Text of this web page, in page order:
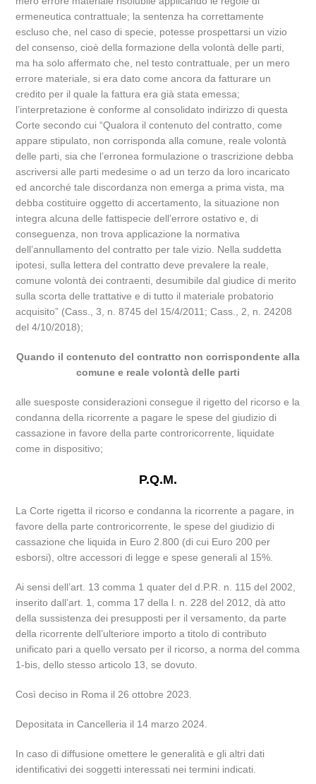
ermeneutica contrattuale; la sentenza ha correttamente
escluso che, nel caso di specie, potesse prospettarsi un vizio
del consenso, cioè della formazione della volontà delle parti,
ma ha solo affermato che, nel testo contrattuale, per un mero
errore materiale, si era dato come ancora da fatturare un
credito per il quale la fattura era già stata emessa;
l’interpretazione è conforme al consolidato indirizzo di questa
Corte secondo cui “Qualora il contenuto del contratto, come
appare stipulato, non corrisponda alla comune, reale volontà
delle parti, sia che l’erronea formulazione o trascrizione debba
ascriversi alle parti medesime o ad un terzo da loro incaricato
ed ancorché tale discordanza non emerga a prima vista, ma
debba costituire oggetto di accertamento, la situazione non
integra alcuna delle fattispecie dell’errore ostativo e, di
conseguenza, non trova applicazione la normativa
dell’annullamento del contratto per tale vizio. Nella suddetta
ipotesi, sulla lettera del contratto deve prevalere la reale,
comune volontà dei contraenti, desumibile dal giudice di merito
sulla scorta delle trattative e di tutto il materiale probatorio
acquisito” (Cass., 3, n. 8745 del 15/4/2011; Cass., 2, n. 24208
del 4/10/2018);
Quando il contenuto del contratto non corrispondente alla
comune e reale volontà delle parti
alle suesposte considerazioni consegue il rigetto del ricorso e la
condanna della ricorrente a pagare le spese del giudizio di
cassazione in favore della parte controricorrente, liquidate
come in dispositivo;
P.Q.M.
La Corte rigetta il ricorso e condanna la ricorrente a pagare, in
favore della parte controricorrente, le spese del giudizio di
cassazione che liquida in Euro 2.800 (di cui Euro 200 per
esborsi), oltre accessori di legge e spese generali al 15%.
Ai sensi dell’art. 13 comma 1 quater del d.P.R. n. 115 del 2002,
inserito dall’art. 1, comma 17 della l. n. 228 del 2012, dà atto
della sussistenza dei presupposti per il versamento, da parte
della ricorrente dell’ulteriore importo a titolo di contributo
unificato pari a quello versato per il ricorso, a norma del comma
1-bis, dello stesso articolo 13, se dovuto.
Così deciso in Roma il 26 ottobre 2023.
Depositata in Cancelleria il 14 marzo 2024.
In caso di diffusione omettere le generalità e gli altri dati
identificativi dei soggetti interessati nei termini indicati.